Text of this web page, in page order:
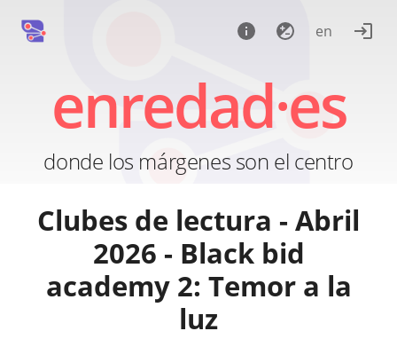
en
enredad·es
donde los márgenes son el centro
Clubes de lectura - Abril
2026 - Black bid
academy 2: Temor a la
luz